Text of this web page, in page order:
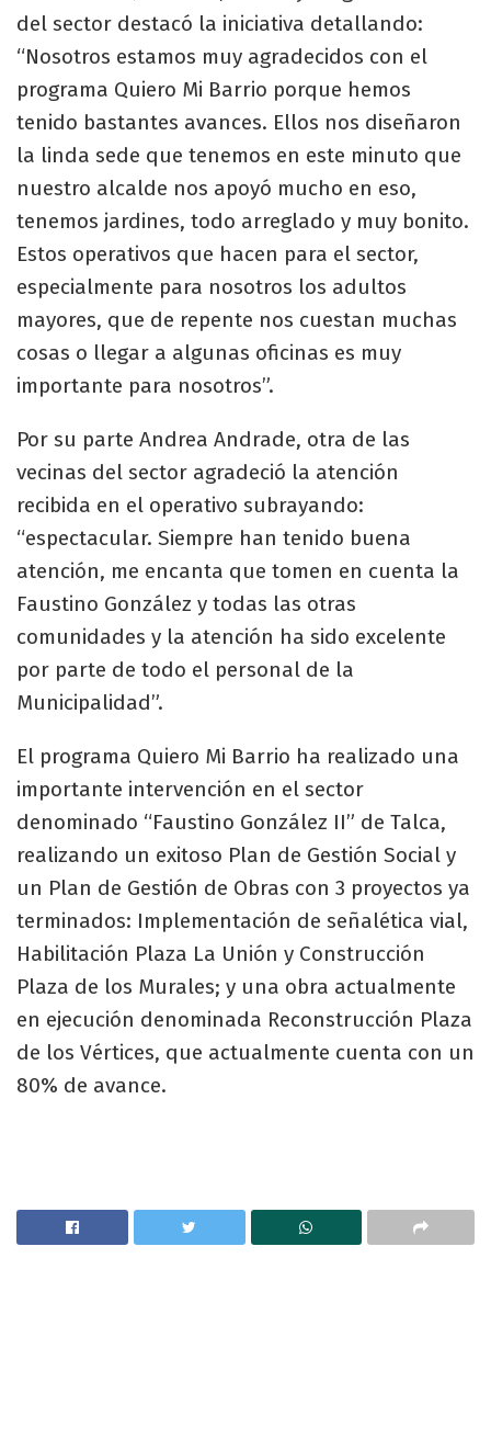
del sector destacó la iniciativa detallando:
“Nosotros estamos muy agradecidos con el
programa Quiero Mi Barrio porque hemos
tenido bastantes avances. Ellos nos diseñaron
la linda sede que tenemos en este minuto que
nuestro alcalde nos apoyó mucho en eso,
tenemos jardines, todo arreglado y muy bonito.
Estos operativos que hacen para el sector,
especialmente para nosotros los adultos
mayores, que de repente nos cuestan muchas
cosas o llegar a algunas oficinas es muy
importante para nosotros”.
Por su parte Andrea Andrade, otra de las
vecinas del sector agradeció la atención
recibida en el operativo subrayando:
“espectacular. Siempre han tenido buena
atención, me encanta que tomen en cuenta la
Faustino González y todas las otras
comunidades y la atención ha sido excelente
por parte de todo el personal de la
Municipalidad”.
El programa Quiero Mi Barrio ha realizado una
importante intervención en el sector
denominado “Faustino González II” de Talca,
realizando un exitoso Plan de Gestión Social y
un Plan de Gestión de Obras con 3 proyectos ya
terminados: Implementación de señalética vial,
Habilitación Plaza La Unión y Construcción
Plaza de los Murales; y una obra actualmente
en ejecución denominada Reconstrucción Plaza
de los Vértices, que actualmente cuenta con un
80% de avance.